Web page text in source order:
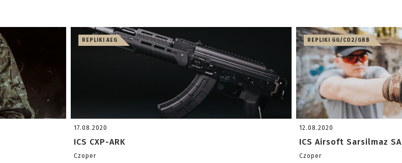
REPLIKI AEG
17.08.2020
ICS CXP-ARK
Czoper
REPLIKI GG/CO2/GBB
12.08.2020
ICS Airsoft Sarsilmaz
Czoper